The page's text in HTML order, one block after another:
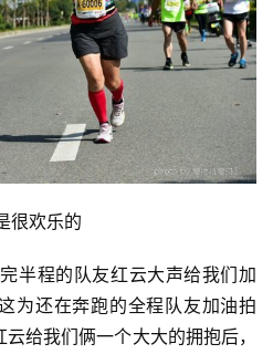
很欢乐的
半程的队友红云大声给我们加
为还在奔跑的全程队友加油拍
给我们俩一个大大的拥抱后，